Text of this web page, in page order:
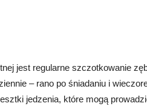
jest regularne szczotkowanie
– rano po śniadaniu i
jedzenia, które mogą